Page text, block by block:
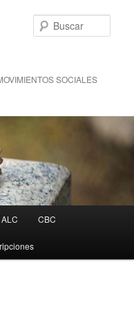
SOCIALES
CBC